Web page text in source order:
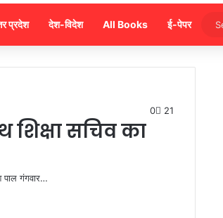
प्रदेश देश-विदेश All Books ई-पेपर
0 21
सचिव का
पाल गंगवार…